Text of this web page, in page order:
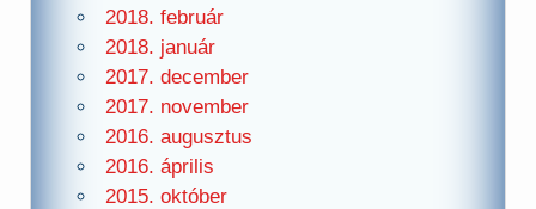
2018. február
2018. január
2017. december
2017. november
2016. augusztus
2016. április
2015. október